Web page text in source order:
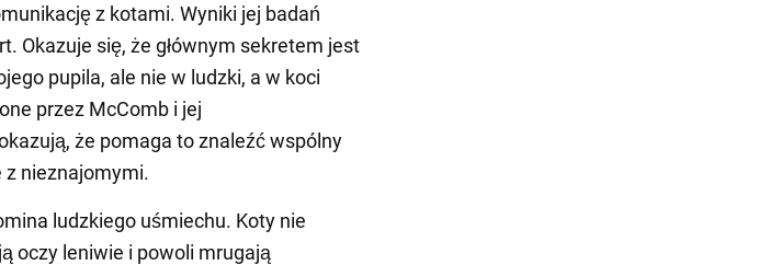
z kotami. Wyniki jej badań
Okazuje się, że głównym sekretem jest
pupila, ale nie w ludzki, a w koci
przez McComb i jej
że pomaga to znaleźć wspólny
z nieznajomymi.
ludzkiego uśmiechu. Koty nie
oczy leniwie i powoli mrugają